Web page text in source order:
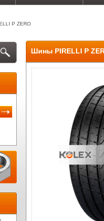
P ZERO
Шины PIRELLI P